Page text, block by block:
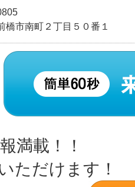
橋市南町２丁目５０番１
満載！！
ただけます！